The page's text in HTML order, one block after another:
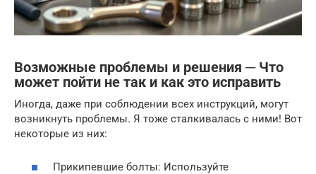
Возможные проблемы и решения ─ Что
может пойти не так и как это исправить
Иногда, даже при соблюдении всех инструкций, могут
возникнуть проблемы. Я тоже сталкивалась с ними! Вот
некоторые из них:
Прикипевшие болты: Используйте